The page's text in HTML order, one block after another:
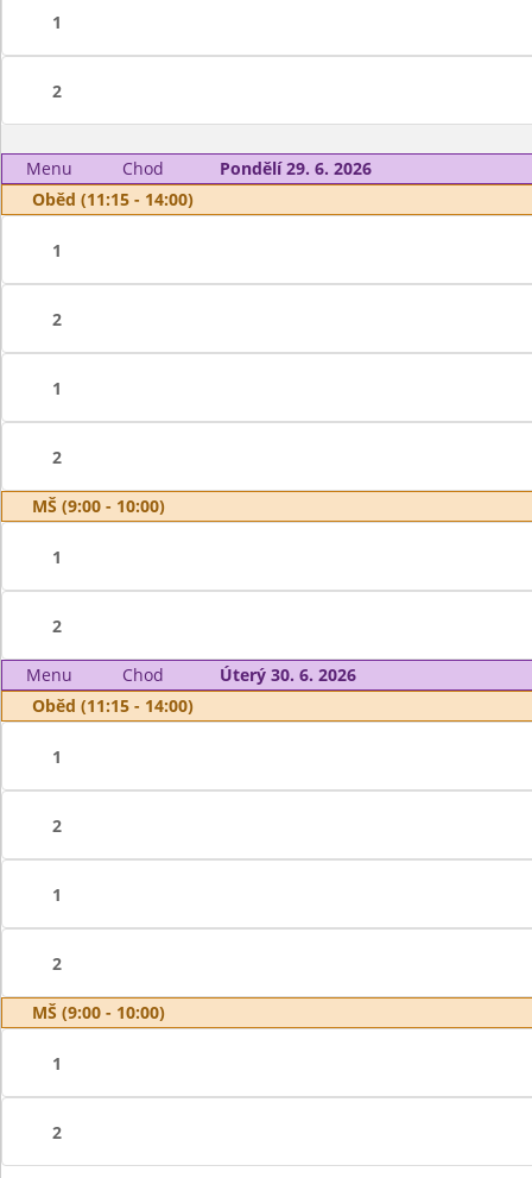
1
2
Menu Chod
Pondělí 29. 6. 2026
Oběd (11:15 - 14:00)
1
2
1
2
MŠ (9:00 - 10:00)
1
2
Menu Chod
Úterý 30. 6. 2026
Oběd (11:15 - 14:00)
1
2
1
2
MŠ (9:00 - 10:00)
1
2